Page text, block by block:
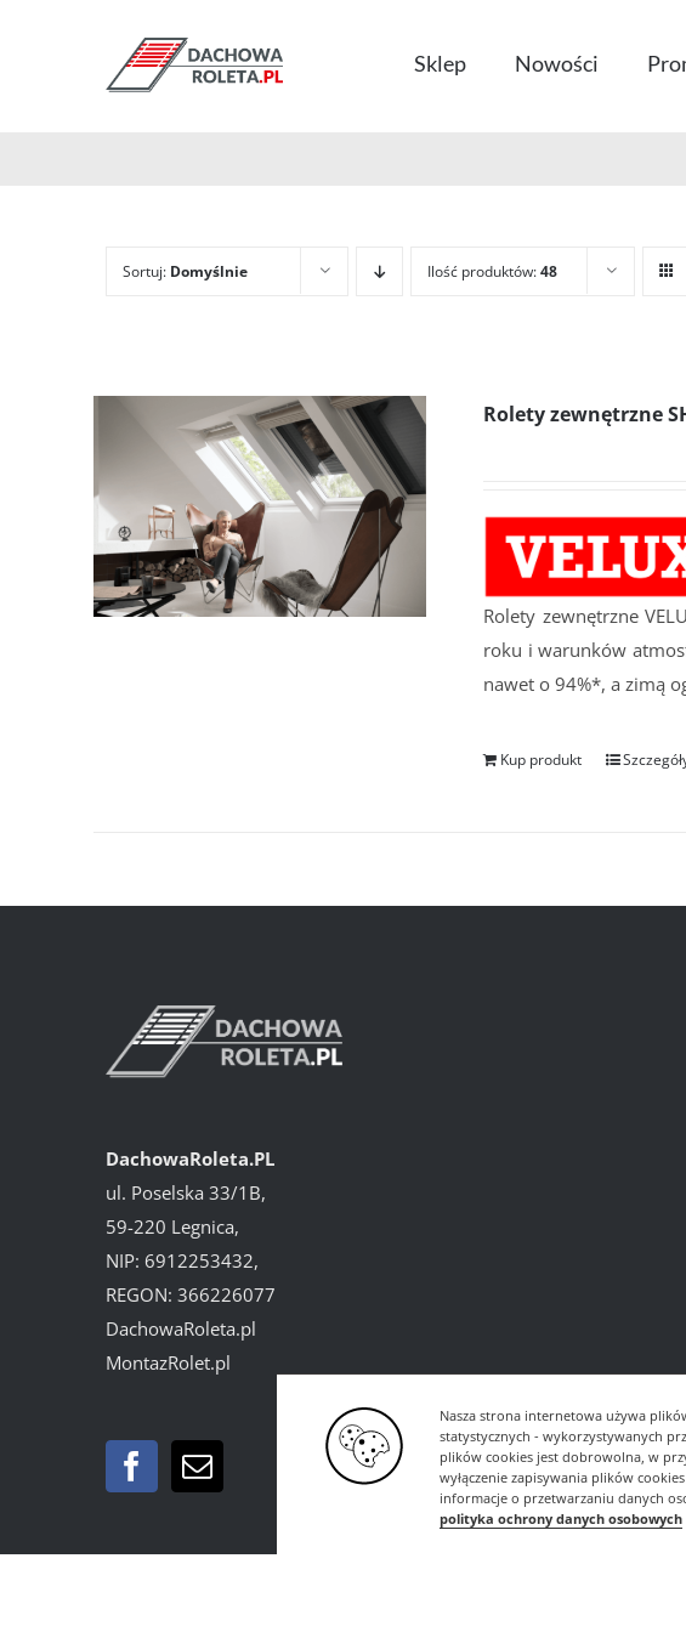
Nasza strona internetowa używa
statystycznych - wykorzystywanych
plików cookies jest dobrowolna, w
wyłączenie zapisywania plików
informacje o przetwarzaniu danych
polityka ochrony danych osobowych
Sklep Nowości
Sortuj: Domyślnie Ilość produktów:48
Rolety zewnętrzne
Rolety zewnętrzne
roku i warunków
nawet o 94%*, a zimą
Kup produkt
DachowaRoleta.PL
ul. Poselska 33/1B,
59-220 Legnica,
NIP: 6912253432,
REGON: 366226077
DachowaRoleta.pl
MontazRolet.pl